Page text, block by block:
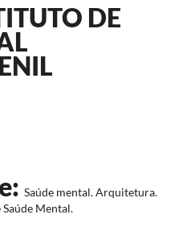
DE
Saúde mental. Arquitetura.
Mental.